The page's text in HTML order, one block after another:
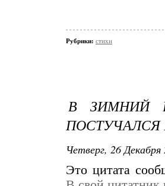
Рубрики: стихи
В ЗИМНИЙ
ПОСТУЧАЛСЯ
Четверг, 26
Это цитата